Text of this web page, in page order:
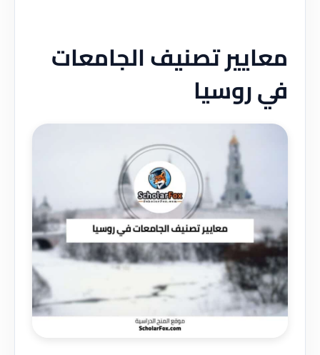
معايير تصنيف الجامعات
في روسيا